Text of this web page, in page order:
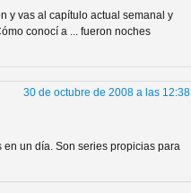
y vas al capítulo actual semanal y
conocí a ... fueron noches
30 de octubre de 2008 a las 12:38
un día. Son series propicias para